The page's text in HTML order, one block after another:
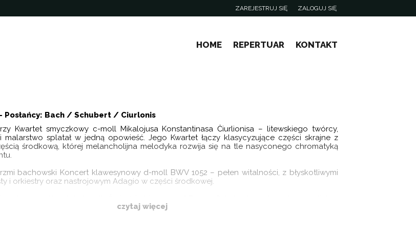
ZAREJESTRUJ SIĘ ZALOGUJ SIĘ
0,00
HOME REPERTUAR KONTAKT
Posłańcy: Bach / Schubert / Ciurlonis
Kwartet smyczkowy c-moll Mikalojusa Konstantinasa Čiurlionisa – litewskiego twórcy,
malarstwo splatał w jedną opowieść. Jego Kwartet łączy klasycyzujące części skrajne z
środkową, której melancholijna melodyka rozwija się na tle nasyconego chromatyką
bachowski Koncert klawesynowy d-moll BWV 1052 – pełen witalności, z błyskotliwymi
i orkiestry oraz nastrojowym Adagio w części środkowej.
którego finałowa tarantella przywodzi na myśl „taniec śmierci”.
czytaj więcej